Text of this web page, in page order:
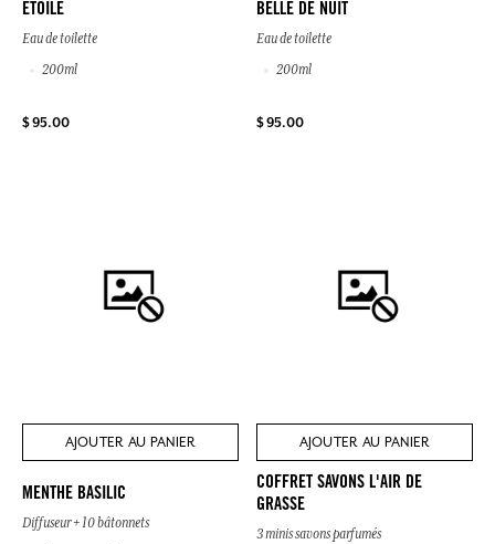
ETOILE
Eau de toilette
200ml
$ 95.00
BELLE DE NUIT
Eau de toilette
200ml
$ 95.00
AJOUTER AU PANIER
MENTHE BASILIC
Diffuseur + 10 bâtonnets
AJOUTER AU PANIER
COFFRET SAVONS L'AIR DE
GRASSE
3 minis savons parfumés